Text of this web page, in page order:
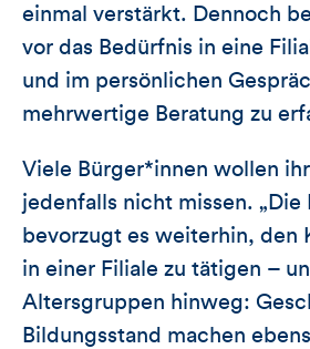
einmal verstärkt. Dennoch
vor das Bedürfnis in eine
und im persönlichen
mehrwertige Beratung zu
Viele Bürger*innen wollen
jedenfalls nicht missen.
bevorzugt es weiterhin, den
in einer Filiale zu tätigen –
Altersgruppen hinweg:
Bildungsstand machen